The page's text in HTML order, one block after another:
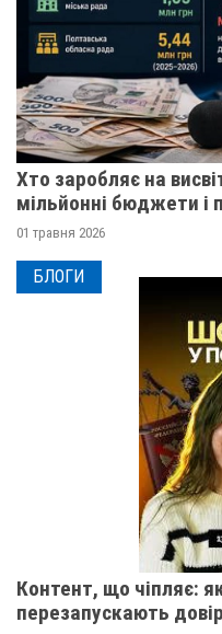
Хто заробляє на
мільйонні бюджети і
01 травня 2026
БЛОГИ
Контент, що чіпляє:
перезапускають